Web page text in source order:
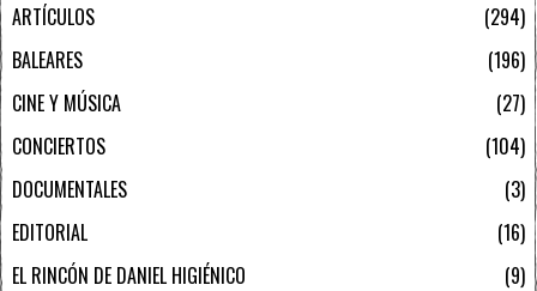
ARTÍCULOS
294
BALEARES
196
CINE Y MÚSICA
27
CONCIERTOS
104
DOCUMENTALES
3
EDITORIAL
16
EL RINCÓN DE DANIEL HIGIÉNICO
9